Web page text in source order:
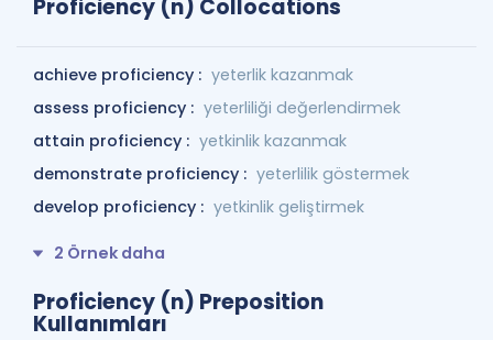
Proficiency (n) Collocations
achieve proficiency : yeterlik kazanmak
assess proficiency : yeterliliği değerlendirmek
attain proficiency : yetkinlik kazanmak
demonstrate proficiency : yeterlilik göstermek
develop proficiency : yetkinlik geliştirmek
2 Örnek daha
Proficiency (n) Preposition
Kullanımları